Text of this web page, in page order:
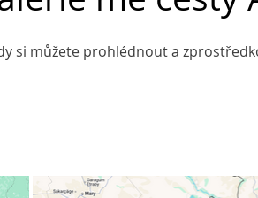
si můžete prohlédnout a